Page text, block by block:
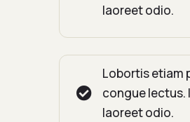
laoreet odio.
Lobortis etiam
congue lectus.
laoreet odio.